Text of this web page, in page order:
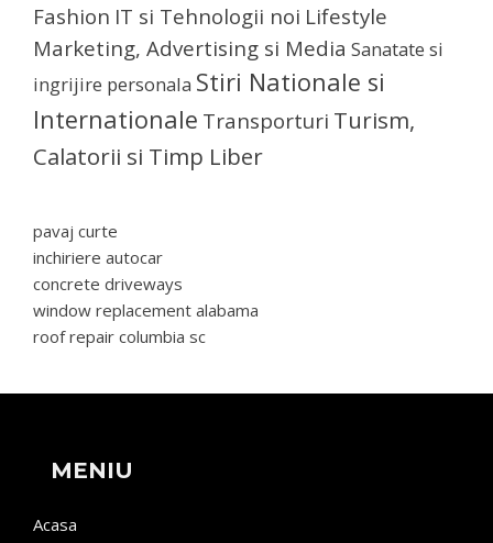
Fashion IT si Tehnologii noi Lifestyle
Marketing, Advertising si Media Sanatate si
ingrijire personala Stiri Nationale si
Internationale Transporturi Turism,
Calatorii si Timp Liber
pavaj curte
inchiriere autocar
concrete driveways
window replacement alabama
roof repair columbia sc
MENIU
Acasa